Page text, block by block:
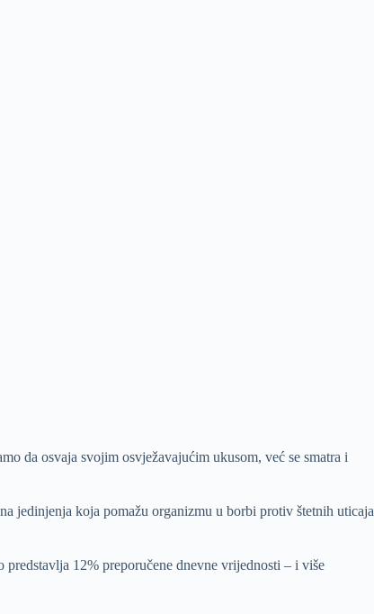
da osvaja svojim osvježavajućim ukusom, već se smatra i
jedinjenja koja pomažu organizmu u borbi protiv štetnih uticaja
12% preporučene dnevne vrijednosti – i više